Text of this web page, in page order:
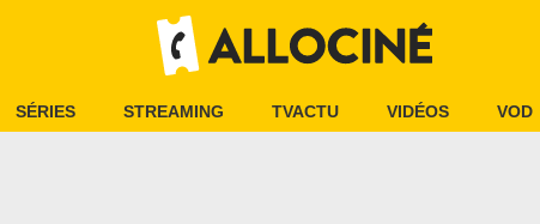
SÉRIES STREAMING TVACTU VIDÉOS VOD